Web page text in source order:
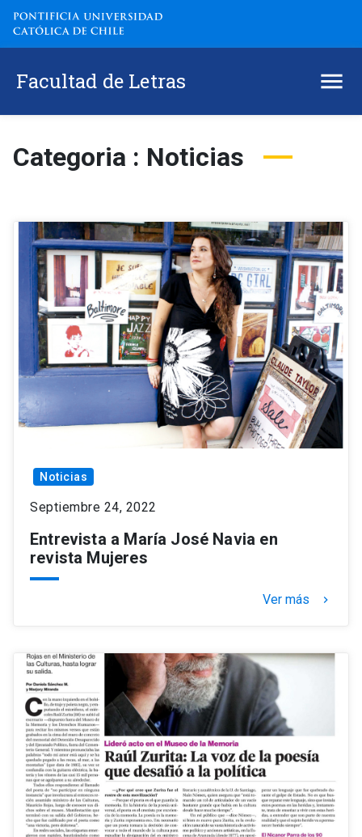
Facultad de Letras
Categoria : Noticias
Noticias
Septiembre 24, 2022
Entrevista a María José Navia en
revista Mujeres
Ver más keyboard_arrow_right